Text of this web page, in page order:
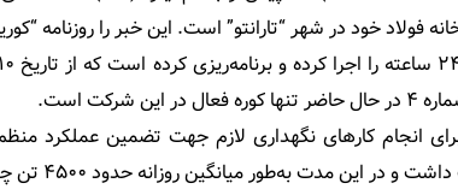
است.
انجام کارهای نگهداری لازم جهت تضمین عملکرد
مدت به‌طور میانگین روزانه حدود ۴۵۰۰ تن چدن تولید کرد.